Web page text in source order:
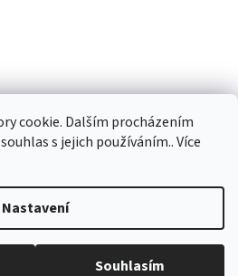
cookie. Dalším procházením
s jejich používáním.. Více
Nastavení
Souhlasím
. Všechna práva vyhrazena.
nastavení cookies